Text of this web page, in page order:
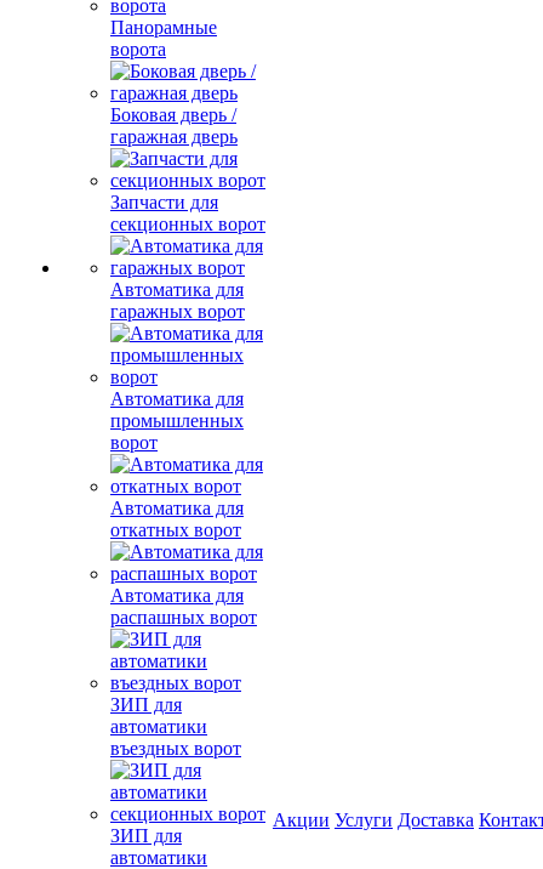
Панорамные
ворота
Боковая дверь /
гаражная дверь
Запчасти для
секционных ворот
Автоматика для
гаражных ворот
Автоматика для
промышленных
ворот
Автоматика для
откатных ворот
Автоматика для
распашных ворот
ЗИП для
автоматики
въездных ворот
ЗИП для
автоматики
Акции Услуги Доставка